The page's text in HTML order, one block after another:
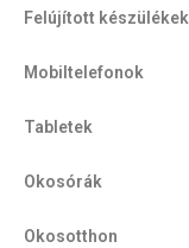
Felújított készülékek
Mobiltelefonok
Tabletek
Okosórák
Okosotthon